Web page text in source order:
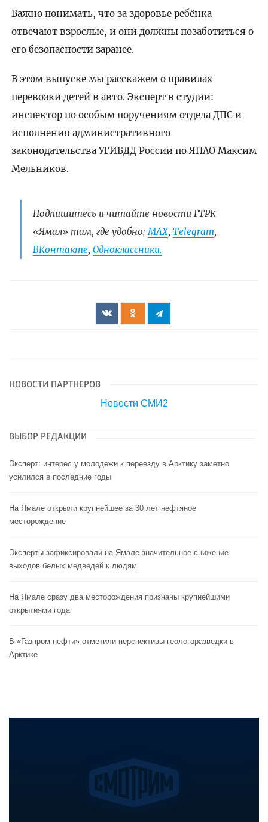
Важно понимать, что за здоровье ребёнка
отвечают взрослые, и они должны позаботиться о
его безопасности заранее.
В этом выпуске мы расскажем о правилах
перевозки детей в авто. Эксперт в студии:
инспектор по особым поручениям отдела ДПС и
исполнения административного
законодательства УГИБДД России по ЯНАО Максим
Мельников.
Подпишитесь и читайте новости ГТРК
«Ямал» там, где удобно:МАХ, Telegram,
ВКонтакте, Одноклассники.
НОВОСТИ ПАРТНЕРОВ
Новости СМИ2
ВЫБОР РЕДАКЦИИ
Эксперт: интерес у молодежи к переезду в Арктику заметно
усилился в последние годы
На Ямале открыли крупнейшее за 30 лет нефтяное
месторождение
Эксперты зафиксировали на Ямале значительное снижение
выходов белых медведей к людям
На Ямале сразу два месторождения признаны крупнейшими
открытиями года
В «Газпром нефти» отметили перспективы геологоразведки в
Арктике